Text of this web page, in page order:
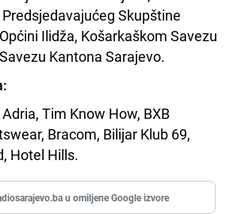
Skupštine
Ilidža, Košarkaškom Savezu
Kantona Sarajevo.
Tim Know How, BXB
Bracom, Bilijar Klub 69,
Hotel Hills.
u omiljene Google izvore